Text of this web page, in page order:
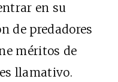
en su
de predadores
méritos de
llamativo.